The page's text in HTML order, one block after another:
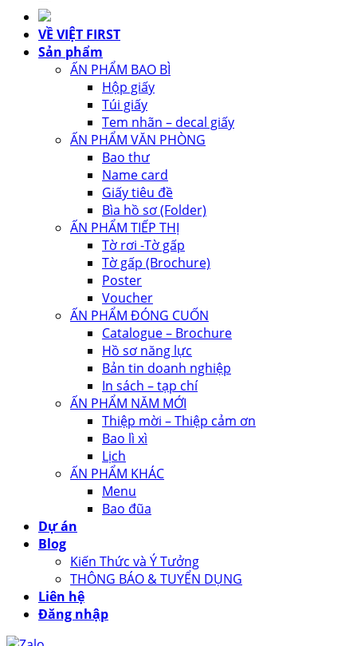
VỀ VIỆT FIRST
Sản phẩm
ẤN PHẨM BAO BÌ
Hộp giấy
Túi giấy
Tem nhãn – decal giấy
ẤN PHẨM VĂN PHÒNG
Bao thư
Name card
Giấy tiêu đề
Bìa hồ sơ (Folder)
ẤN PHẨM TIẾP THỊ
Tờ rơi -Tờ gấp
Tờ gấp (Brochure)
Poster
Voucher
ẤN PHẨM ĐÓNG CUỐN
Catalogue – Brochure
Hồ sơ năng lực
Bản tin doanh nghiệp
In sách – tạp chí
ẤN PHẨM NĂM MỚI
Thiệp mời – Thiệp cảm ơn
Bao lì xì
Lịch
ẤN PHẨM KHÁC
Menu
Bao đũa
Dự án
Blog
Kiến Thức và Ý Tưởng
THÔNG BÁO & TUYỂN DỤNG
Liên hệ
Đăng nhập